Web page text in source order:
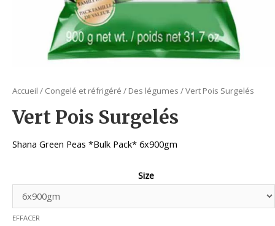
Accueil / Congelé et réfrigéré / Des légumes / Vert Pois Surgelés
Vert Pois Surgelés
Shana Green Peas *Bulk Pack* 6x900gm
Size
EFFACER